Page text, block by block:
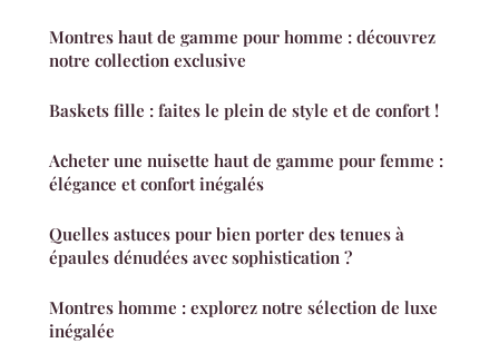
Montres haut de gamme pour homme : découvrez
notre collection exclusive
Baskets fille : faites le plein de style et de confort !
Acheter une nuisette haut de gamme pour femme :
élégance et confort inégalés
Quelles astuces pour bien porter des tenues à
épaules dénudées avec sophistication ?
Montres homme : explorez notre sélection de luxe
inégalée